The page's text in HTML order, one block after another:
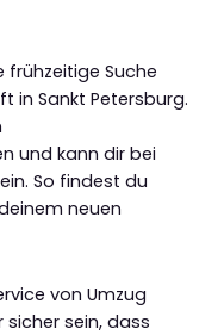
frühzeitige Suche
in Sankt Petersburg.
und kann dir bei
So findest du
neuen
von Umzug
sein, dass